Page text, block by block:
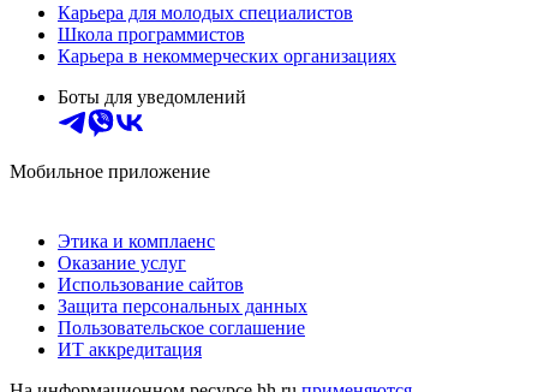
Карьера для молодых специалистов
Школа программистов
Карьера в некоммерческих организациях
Боты для уведомлений
Мобильное приложение
Этика и комплаенс
Оказание услуг
Использование сайтов
Защита персональных данных
Пользовательское соглашение
ИТ аккредитация